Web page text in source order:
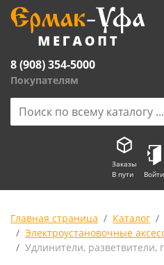
8 (908) 354-5000
Покупателям
Заказы
В пути
Войти
Главная страница Каталог
Электроустановочные
Удлинители, разветвители,